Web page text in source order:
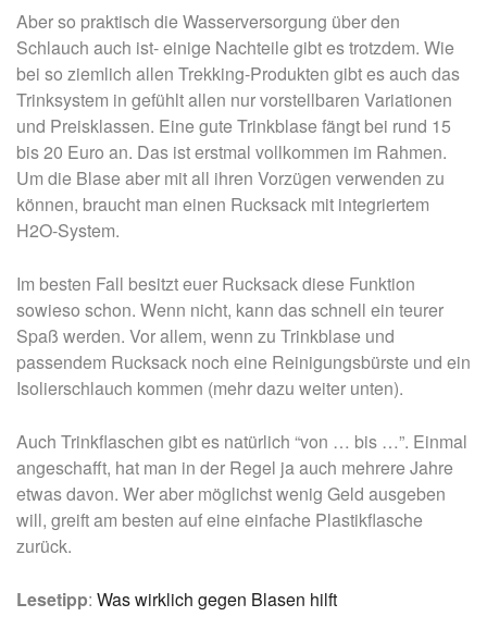
Aber so praktisch die Wasserversorgung über den
Schlauch auch ist- einige Nachteile gibt es trotzdem. Wie
bei so ziemlich allen Trekking-Produkten gibt es auch das
Trinksystem in gefühlt allen nur vorstellbaren Variationen
und Preisklassen. Eine gute Trinkblase fängt bei rund 15
bis 20 Euro an. Das ist erstmal vollkommen im Rahmen.
Um die Blase aber mit all ihren Vorzügen verwenden zu
können, braucht man einen Rucksack mit integriertem
H2O-System.
Im besten Fall besitzt euer Rucksack diese Funktion
sowieso schon. Wenn nicht, kann das schnell ein teurer
Spaß werden. Vor allem, wenn zu Trinkblase und
passendem Rucksack noch eine Reinigungsbürste und ein
Isolierschlauch kommen (mehr dazu weiter unten).
Auch Trinkflaschen gibt es natürlich “von … bis …”. Einmal
angeschafft, hat man in der Regel ja auch mehrere Jahre
etwas davon. Wer aber möglichst wenig Geld ausgeben
will, greift am besten auf eine einfache Plastikflasche
zurück.
Lesetipp: Was wirklich gegen Blasen hilft